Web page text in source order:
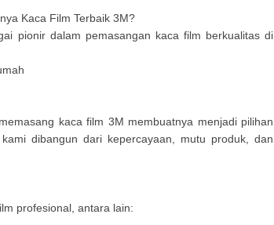
Kaca Film Terbaik 3M?
pionir dalam pemasangan kaca film berkualitas di
kaca film 3M membuatnya menjadi pilihan
dibangun dari kepercayaan, mutu produk, dan
profesional, antara lain: